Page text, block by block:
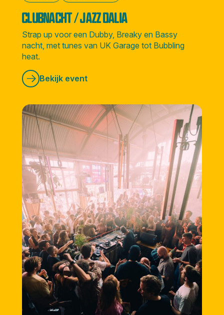
CLUBNACHT / JAZZ DALIA
Strap up voor een Dubby, Breaky en Bassy
nacht, met tunes van UK Garage tot Bubbling
heat.
Bekijk event